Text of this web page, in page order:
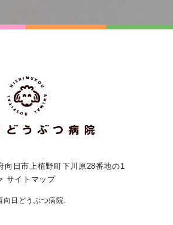
向日市上植野町下川原28番地の1
サイトマップ
向日どうぶつ病院.